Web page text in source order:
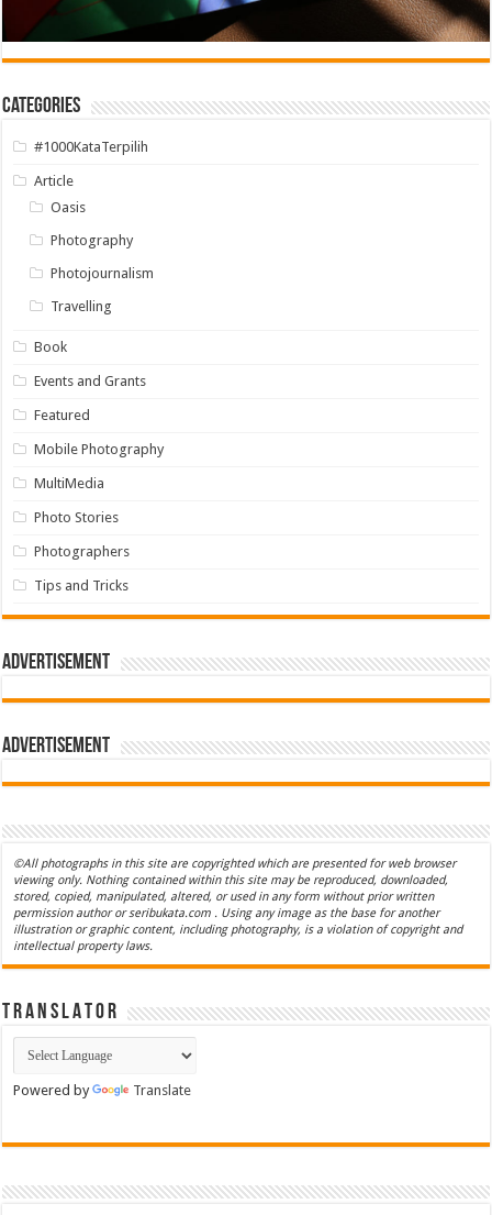
Categories
#1000KataTerpilih
Article
Oasis
Photography
Photojournalism
Travelling
Book
Events and Grants
Featured
Mobile Photography
MultiMedia
Photo Stories
Photographers
Tips and Tricks
Advertisement
Advertisement
©All photographs in this site are copyrighted which are presented for web browser
viewing only. Nothing contained within this site may be reproduced, downloaded,
stored, copied, manipulated, altered, or used in any form without prior written
permission author or seribukata.com . Using any image as the base for another
illustration or graphic content, including photography, is a violation of copyright and
intellectual property laws.
T R A N S L A T O R
Powered by Translate